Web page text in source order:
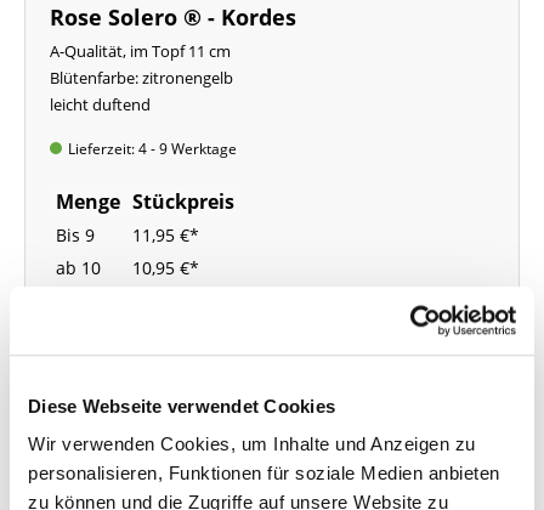
Diese Webseite verwendet Cookies
Wir verwenden Cookies, um Inhalte und Anzeigen zu
personalisieren, Funktionen für soziale Medien anbieten
zu können und die Zugriffe auf unsere Website zu
Rose Solero ® - Kordes
A-Qualität, im Topf 11 cm
Blütenfarbe: zitronengelb
leicht duftend
Lieferzeit: 4 - 9 Werktage
Menge Stückpreis
Bis 9
11,95 €*
ab 10
10,95 €*
Preise inkl. MwSt.
Versandkosten